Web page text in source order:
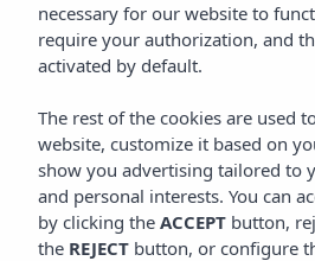
Home Ibiza
Bahía De San Antonio
Vibra S'Estanyol Hotel
SITUATIE
Situatie
necessary for our website to
require your authorization, and
activated by default.
The rest of the cookies are used
website, customize it based on
show you advertising tailored to
and personal interests. You can
by clicking the ACCEPT button,
the REJECT button, or configure